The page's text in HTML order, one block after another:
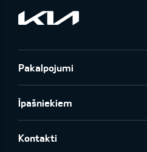
Pakalpojumi
Īpašniekiem
Kontakti